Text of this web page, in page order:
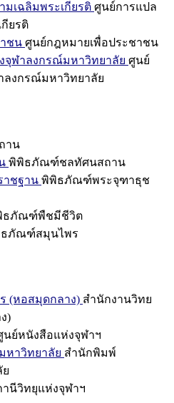
เฉลิมพระเกียรติ ศูนย์การแปล
ยรติ
ชน ศูนย์กฎหมายเพื่อประชาชน
จุฬาลงกรณ์มหาวิทยาลัย ศูนย์
ลงกรณ์มหาวิทยาลัย
าน
พิพิธภัณฑ์ชลทัศนสถาน
ชฐาน พิพิธภัณฑ์พระจุฑาธุช
ธภัณฑ์พืชมีชีวิต
ภัณฑ์สมุนไพร
(หอสมุดกลาง) สำนักงานวิทย
)
นย์หนังสือแห่งจุฬาฯ
หาวิทยาลัย สำนักพิมพ์
านีวิทยุแห่งจุฬาฯ